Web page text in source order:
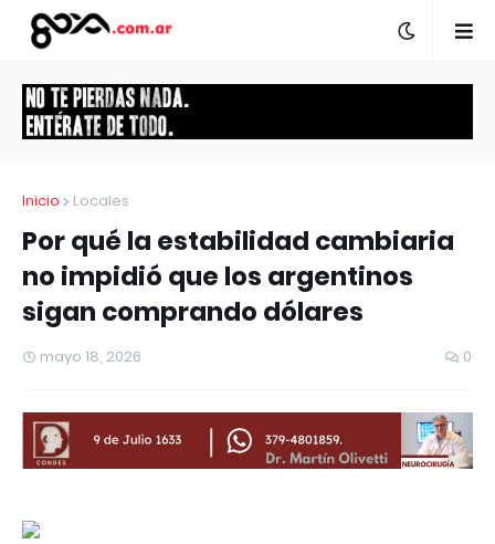
Inicio Locales
Por qué la estabilidad cambiaria
no impidió que los argentinos
sigan comprando dólares
mayo 18, 2026 0